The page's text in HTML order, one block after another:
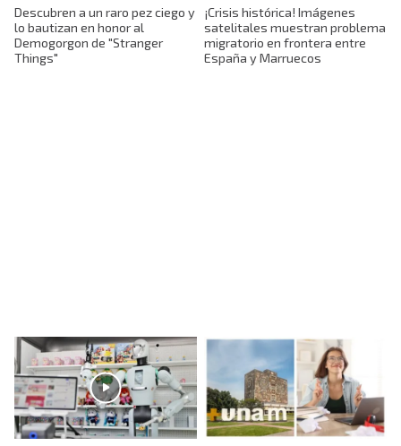
Descubren a un raro pez ciego y
lo bautizan en honor al
Demogorgon de "Stranger
Things"
¡Crisis histórica! Imágenes
satelitales muestran problema
migratorio en frontera entre
España y Marruecos